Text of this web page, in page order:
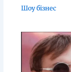
Шоу бізнес